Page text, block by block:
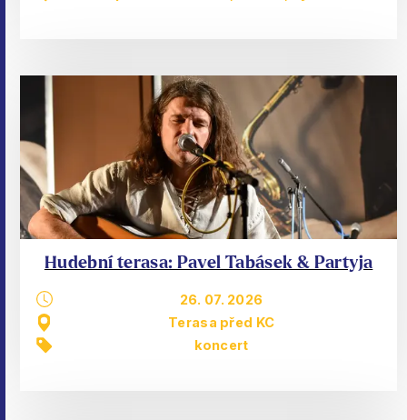
Hudební terasa: Pavel Tabásek & Partyja
26. 07. 2026
Terasa před KC
koncert